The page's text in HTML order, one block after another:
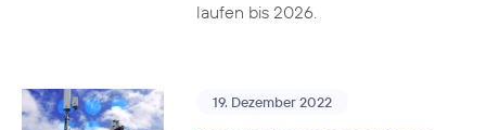
laufen bis 2026.
19. Dezember 2022